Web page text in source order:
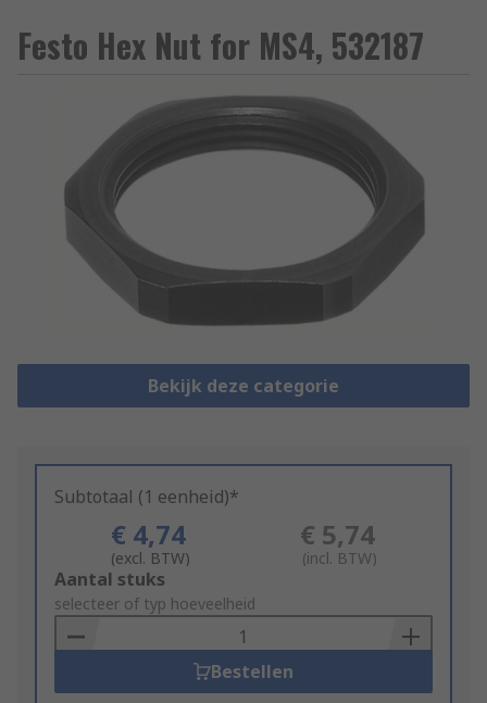
Festo Hex Nut for MS4, 532187
Bekijk deze categorie
Subtotaal (1 eenheid)*
€ 4,74
(excl. BTW)
€ 5,74
(incl. BTW)
Add
to
Basket
Aantal stuks
selecteer of typ hoeveelheid
Bestellen